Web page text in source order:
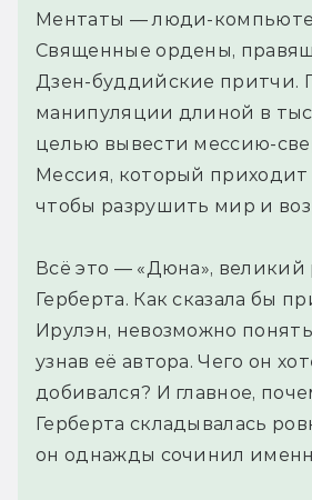
Ментаты — люди-
Священные ордены,
Дзен-буддийские притчи.
манипуляции длиной в
целью вывести мессию-
Мессия, который приходит
чтобы разрушить мир и
Всё это — «Дюна»,
Герберта. Как сказала бы
Ирулэн, невозможно
узнав её автора. Чего он
добивался? И главное,
Герберта складывалась
он однажды сочинил